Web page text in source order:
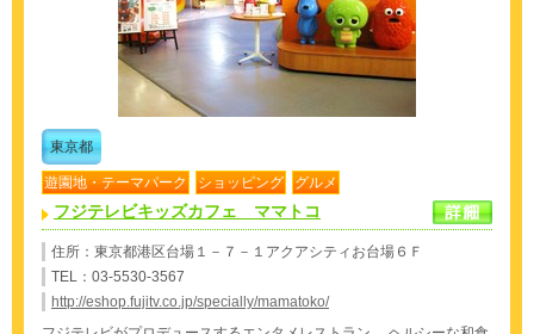
東京都
遊園地・テーマパーク ショッピング グルメ
フジテレビキッズカフェ ママトコ
住所：東京都港区台場１－７－１アクアシティお台場６Ｆ
TEL：03-5530-3567
http://eshop.fujitv.co.jp/specially/mamatoko/